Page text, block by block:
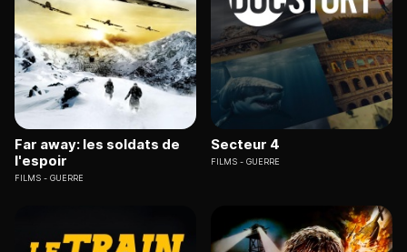
Far away: les soldats de
l'espoir
FILMS GUERRE
Secteur 4
FILMS GUERRE